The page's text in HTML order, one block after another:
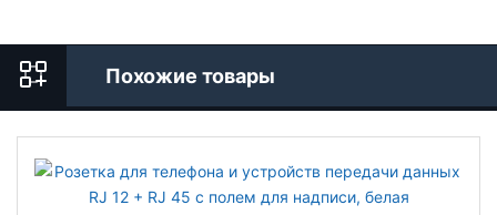
Похожие товары